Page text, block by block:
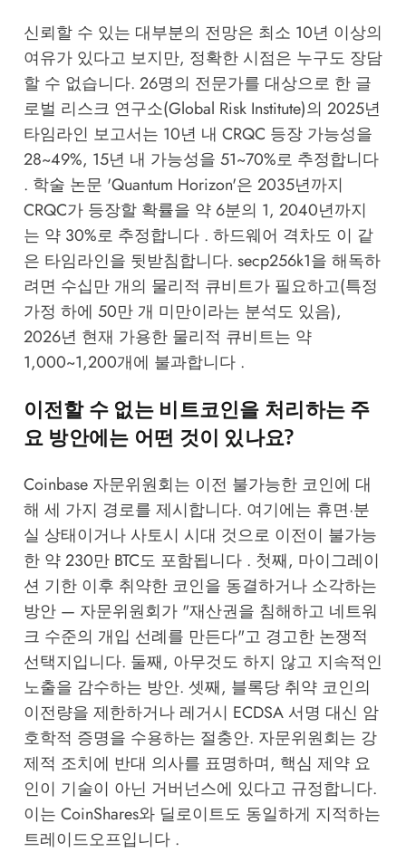
신뢰할 수 있는 대부분의 전망은 최소 10년 이상의
여유가 있다고 보지만, 정확한 시점은 누구도 장담
할 수 없습니다. 26명의 전문가를 대상으로 한 글
로벌 리스크 연구소(Global Risk Institute)의 2025년
타임라인 보고서는 10년 내 CRQC 등장 가능성을
28~49%, 15년 내 가능성을 51~70%로 추정합니다
. 학술 논문 'Quantum Horizon'은 2035년까지
CRQC가 등장할 확률을 약 6분의 1, 2040년까지
는 약 30%로 추정합니다 . 하드웨어 격차도 이 같
은 타임라인을 뒷받침합니다. secp256k1을 해독하
려면 수십만 개의 물리적 큐비트가 필요하고(특정
가정 하에 50만 개 미만이라는 분석도 있음),
2026년 현재 가용한 물리적 큐비트는 약
1,000~1,200개에 불과합니다 .
이전할 수 없는 비트코인을 처리하는 주
요 방안에는 어떤 것이 있나요?
Coinbase 자문위원회는 이전 불가능한 코인에 대
해 세 가지 경로를 제시합니다. 여기에는 휴면·분
실 상태이거나 사토시 시대 것으로 이전이 불가능
한 약 230만 BTC도 포함됩니다 . 첫째, 마이그레이
션 기한 이후 취약한 코인을 동결하거나 소각하는
방안 — 자문위원회가 "재산권을 침해하고 네트워
크 수준의 개입 선례를 만든다"고 경고한 논쟁적
선택지입니다. 둘째, 아무것도 하지 않고 지속적인
노출을 감수하는 방안. 셋째, 블록당 취약 코인의
이전량을 제한하거나 레거시 ECDSA 서명 대신 암
호학적 증명을 수용하는 절충안. 자문위원회는 강
제적 조치에 반대 의사를 표명하며, 핵심 제약 요
인이 기술이 아닌 거버넌스에 있다고 규정합니다.
이는 CoinShares와 딜로이트도 동일하게 지적하는
트레이드오프입니다 .